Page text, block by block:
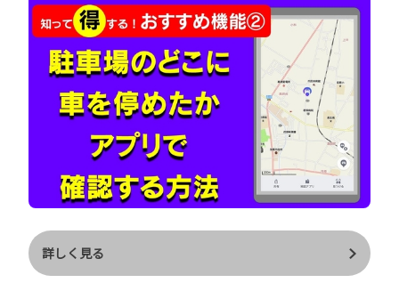
ただき スマホアプリをダウンロードするとご利用いただけます。
車種やナビによってご利用いただけない場合もございます。 詳し
くはコチラ スマホアプリでこのように クルマの現在地を確認で
きるんです。 ↓ ↓ それでは気になる設定方法を スマ
ホアプリ「My TOYOTA＋」を使い ご紹介いたします♪ ＊・＊・
＊・＊・＊・＊・＊ クルマの現在地を確認する方法 ① My TOYO
TA＋アプリを起動し カーファインダーをタップ ② クルマの現在
地が表示されます ③ さらにクルマまでの 経路を案内してもらい
たい場合は、 地図アプリをタップし 別の地図アプリに切り替え
ます。 ＊・＊・＊・＊・＊・＊・＊ いかがでしたか？ アプリの
簡単な操作で クルマの場所が確認できるって 本当に心強いです
詳しく見る